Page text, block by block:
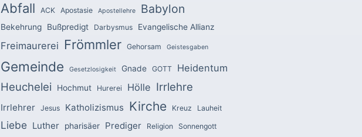
Abfall ACK Apostasie Apostellehre Babylon
Bekehrung Bußpredigt Darbysmus Evangelische Allianz
Freimaurerei Frömmler Gehorsam Geistesgaben
Gemeinde Gesetzlosigkeit Gnade GOTT Heidentum
Heuchelei Hochmut Hurerei Hölle Irrlehre
Irrlehrer Jesus Katholizismus Kirche Kreuz Lauheit
Liebe Luther pharisäer Prediger Religion Sonnengott